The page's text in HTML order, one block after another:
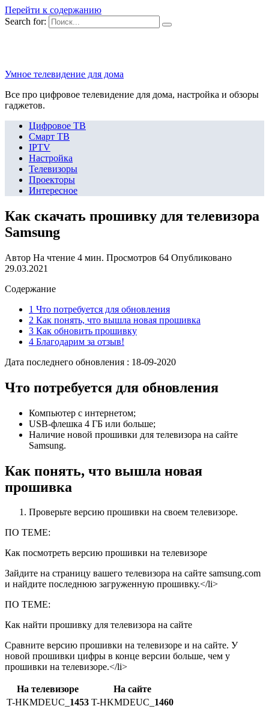
Перейти к содержанию
Search for:
Умное телевидение для дома
Все про цифровое телевидение для дома, настройка и обзоры
гаджетов.
Цифровое ТВ
Смарт ТВ
IPTV
Настройка
Телевизоры
Проекторы
Интересное
Как скачать прошивку для телевизора
Samsung
Автор На чтение 4 мин. Просмотров 64 Опубликовано
29.03.2021
Содержание
1 Что потребуется для обновления
2 Как понять, что вышла новая прошивка
3 Как обновить прошивку
4 Благодарим за отзыв!
Дата последнего обновления : 18-09-2020
Что потребуется для обновления
Компьютер с интернетом;
USB-флешка 4 ГБ или больше;
Наличие новой прошивки для телевизора на сайте
Samsung.
Как понять, что вышла новая
прошивка
Проверьте версию прошивки на своем телевизоре.
ПО ТЕМЕ:
Как посмотреть версию прошивки на телевизоре
Зайдите на страницу вашего телевизора на сайте samsung.com
и найдите последнюю загруженную прошивку.</li>
ПО ТЕМЕ:
Как найти прошивку для телевизора на сайте
Сравните версию прошивки на телевизоре и на сайте. У
новой прошивки цифры в конце версии больше, чем у
прошивки на телевизоре.</li>
На телевизоре
На сайте
T-HKMDEUC_ 1453 T-HKMDEUC_ 1460